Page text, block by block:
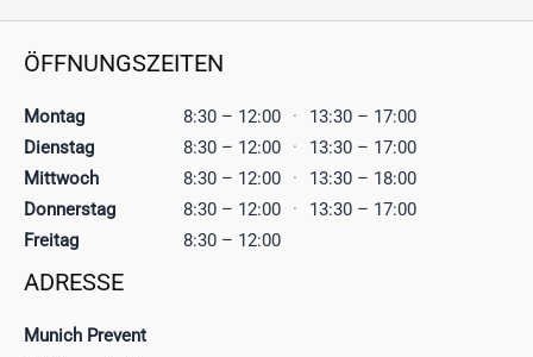
ÖFFNUNGSZEITEN
Montag 8:30 – 12:00 ·
13:30 – 17:00
Dienstag
8:30 – 12:00 ·
13:30 – 17:00
Mittwoch
8:30 – 12:00 ·
13:30 – 18:00
Donnerstag
8:30 – 12:00 ·
13:30 – 17:00
Freitag
8:30 – 12:00
ADRESSE
Munich Prevent